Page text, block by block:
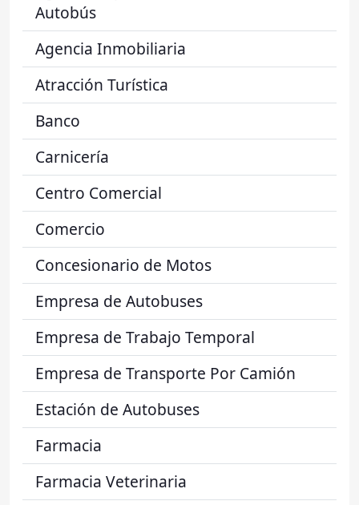
Autobús
Agencia Inmobiliaria
Atracción Turística
Banco
Carnicería
Centro Comercial
Comercio
Concesionario de Motos
Empresa de Autobuses
Empresa de Trabajo Temporal
Empresa de Transporte Por Camión
Estación de Autobuses
Farmacia
Farmacia Veterinaria